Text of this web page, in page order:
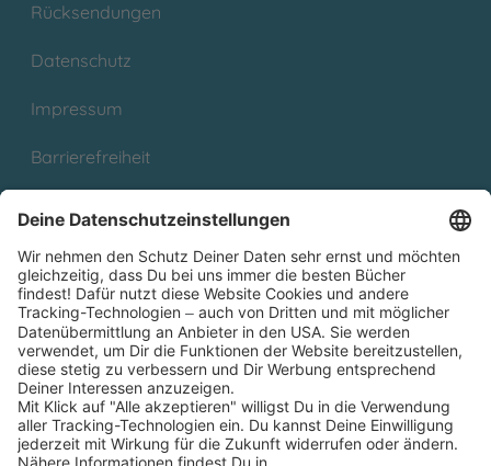
Rücksendungen
Datenschutz
Impressum
Barrierefreiheit
Partnerprogramm (Affiliate)
Folge uns auf
* Versandkostenfrei ab 9,00 € Bestellwert innerhalb